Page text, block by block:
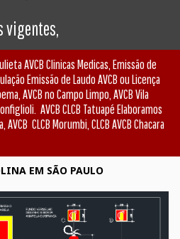
vigentes,
AVCB Clinicas Medicas, Emissão de
Emissão de Laudo AVCB ou Licença
AVCB no Campo Limpo, AVCB Vila
AVCB CLCB Tatuapé Elaboramos
CLCB Morumbi, CLCB AVCB Chacara
EM SÃO PAULO